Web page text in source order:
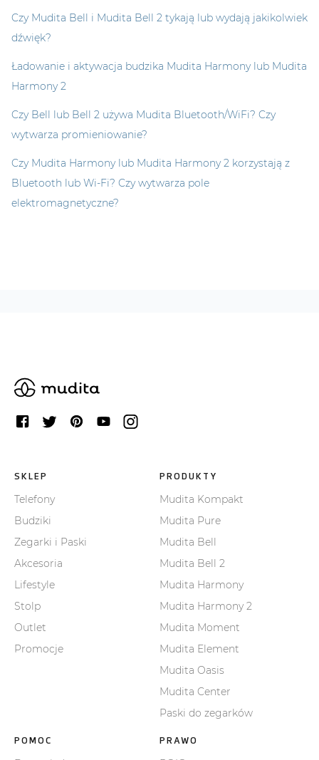
Czy Mudita Bell i Mudita Bell 2 tykają lub wydają jakikolwiek
dźwięk?
Ładowanie i aktywacja budzika Mudita Harmony lub Mudita
Harmony 2
Czy Bell lub Bell 2 używa Mudita Bluetooth/WiFi? Czy
wytwarza promieniowanie?
Czy Mudita Harmony lub Mudita Harmony 2 korzystają z
Bluetooth lub Wi-Fi? Czy wytwarza pole
elektromagnetyczne?
SKLEP
Telefony
Budziki
Zegarki i Paski
Akcesoria
Lifestyle
Stolp
Outlet
Promocje
PRODUKTY
Mudita Kompakt
Mudita Pure
Mudita Bell
Mudita Bell 2
Mudita Harmony
Mudita Harmony 2
Mudita Moment
Mudita Element
Mudita Oasis
Mudita Center
Paski do zegarków
POMOC PRAWO